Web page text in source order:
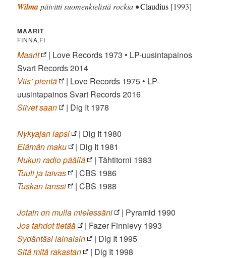
Wilmapäivitti suomenkielistä rockia •Claudius [1993]
MAARIT
FINNA.FI
Maarit
| Love Records 1973 • LP-uusintapainos
Svart Records 2014
Viis’ pientä
| Love Records 1975 • LP-
uusintapainos Svart Records 2016
Siivet saan
| Dig It 1978
Nykyajan lapsi
| Dig It 1980
Elämän maku
| Dig It 1981
Nukun radio päällä
| Tähtitorni 1983
Tuuli ja taivas
| CBS 1986
Tuskan tanssi
| CBS 1988
Jotain on mulla mielessäni
| Pyramid 1990
Jos tahdot tietää
| Fazer Finnlevy 1993
Sydäntäsi lainaisin
| Dig It 1995
Sitä mitä rakastan
| Dig It 1998